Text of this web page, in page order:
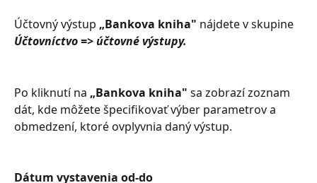
Účtovný výstup „Bankova kniha" nájdete v skupine
Účtovníctvo => účtovné výstupy.
Po kliknutí na „Bankova kniha" sa zobrazí zoznam
dát, kde môžete špecifikovať výber parametrov a
obmedzení, ktoré ovplyvnia daný výstup.
Dátum vystavenia od-do